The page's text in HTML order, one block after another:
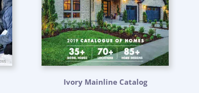
Ivory Mainline Catalog